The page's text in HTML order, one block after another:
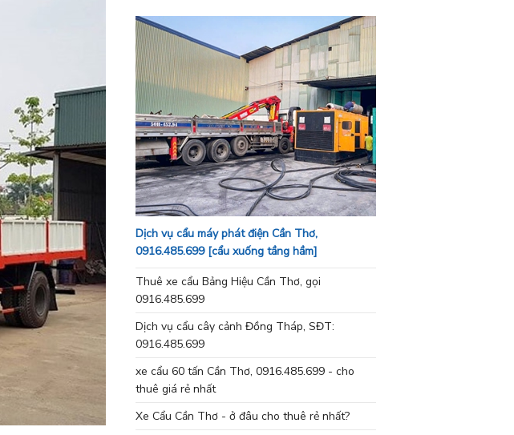
Dịch vụ cẩu máy phát điện Cần Thơ,
0916.485.699 [cẩu xuống tầng hầm]
Thuê xe cẩu Bảng Hiệu Cần Thơ, gọi
0916.485.699
Dịch vụ cẩu cây cảnh Đồng Tháp, SĐT:
0916.485.699
xe cẩu 60 tấn Cần Thơ, 0916.485.699 - cho
thuê giá rẻ nhất
Xe Cẩu Cần Thơ - ở đâu cho thuê rẻ nhất?